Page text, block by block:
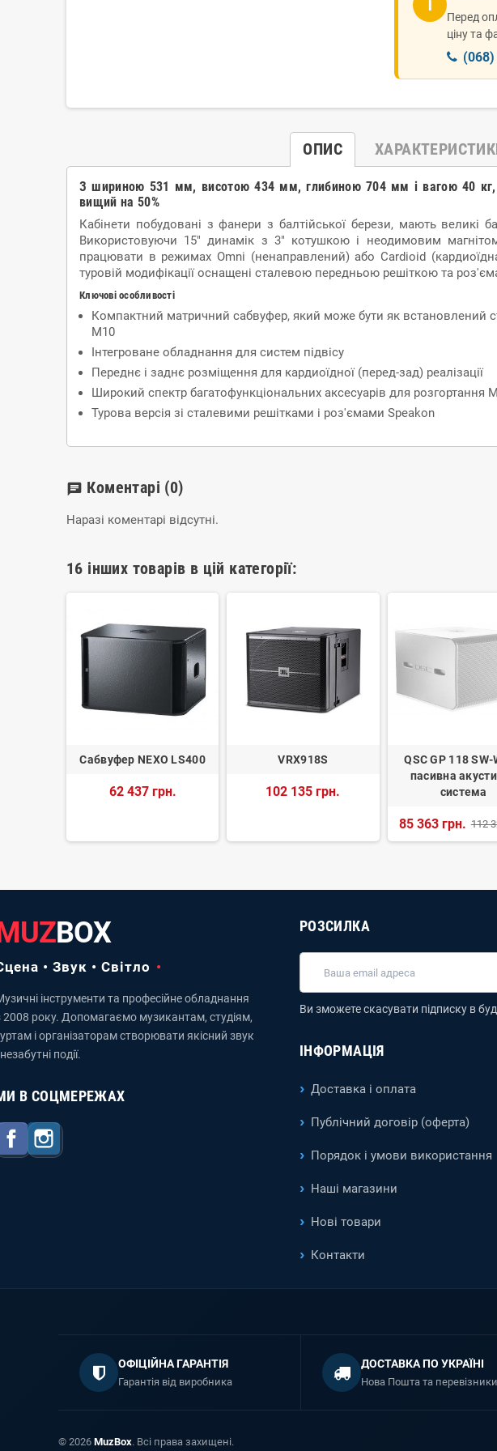
ℹ
Перед
ціну та
ОПИС
З шириною 531 мм, висотою 434 мм, глибиною 704 мм і вагою 40 кг,
вищий на 50%
Кабінети побудовані з фанери з балтійської берези, мають великі
Використовуючи 15" динамік з 3" котушкою і неодимовим
працювати в режимах Omni (ненаправлений) або Cardioid
туровій модифікації оснащені сталевою передньою решіткою та
Ключові особливості
Компактний матричний сабвуфер, який може бути як встановлений
M10
Інтегроване обладнання для систем підвісу
Переднє і заднє розміщення для кардиоїдної (перед-зад) реалізації
Широкий спектр багатофункціональних аксесуарів для розгортання
Турова версія зі сталевими решітками і роз'ємами Speakon
chat Коментарі (0)
Наразі коментарі відсутні.
16 інших товарів в цій категорії:
Сабвуфер NEXO LS400
62 437 грн.
VRX918S
102 135 грн.
QSC GP 118
пасивна
система
85 363 грн. 112
BOX
• Звук • Світло
інструменти та професійне обладнання
2008 року. Допомагаємо музикантам, студіям,
і організаторам створювати якісний звук
незабутні події.
В СОЦМЕРЕЖАХ
Facebook
РОЗСИЛКА
Ви зможете скасувати підписку в
ІНФОРМАЦІЯ
Доставка і оплата
Публічний договір (оферта)
Порядок і умови використання
Наші магазини
Нові товари
Контакти
ОФІЦІЙНА ГАРАНТІЯ
Гарантія від виробника
ДОСТАВКА ПО УКРАЇНІ
Нова Пошта та перевізники
© 2026 MuzBox. Всі права захищені.